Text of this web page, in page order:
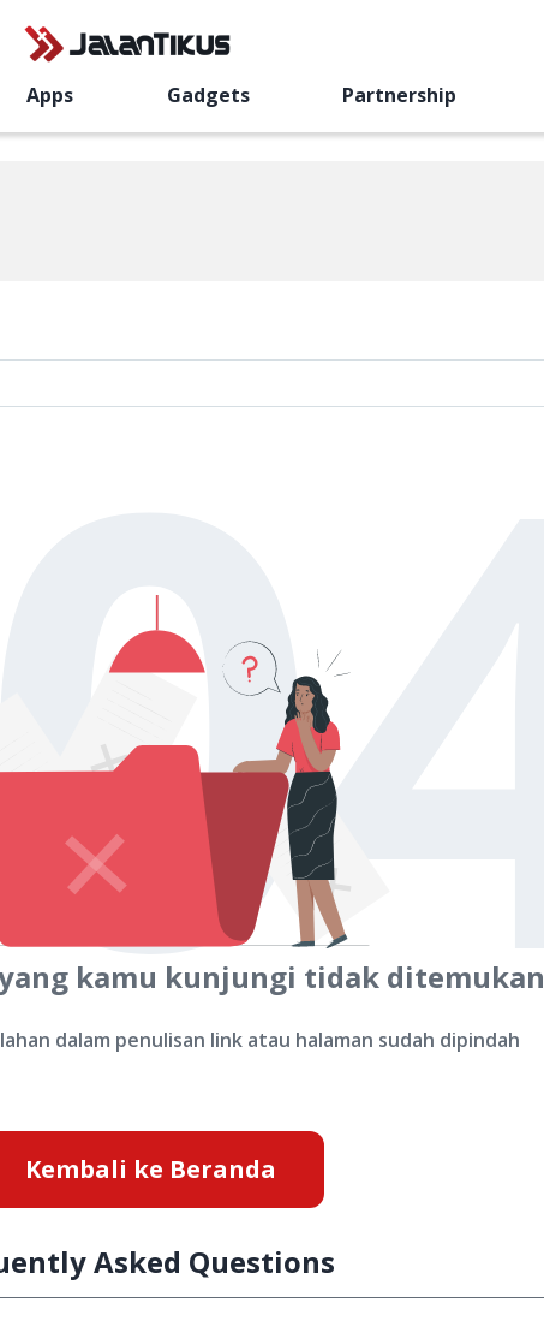
Apps Gadgets Partnership
kamu kunjungi tidak ditemukan
dalam penulisan link atau halaman sudah dipindah
Kembali ke Beranda
Asked Questions